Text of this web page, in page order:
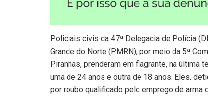
Policiais civis da 47ª Delegacia de Polícia
Grande do Norte (PMRN), por meio da 5ª
Piranhas, prenderam em flagrante, na última
uma de 24 anos e outra de 18 anos. Eles,
por roubo qualificado pelo emprego de arma